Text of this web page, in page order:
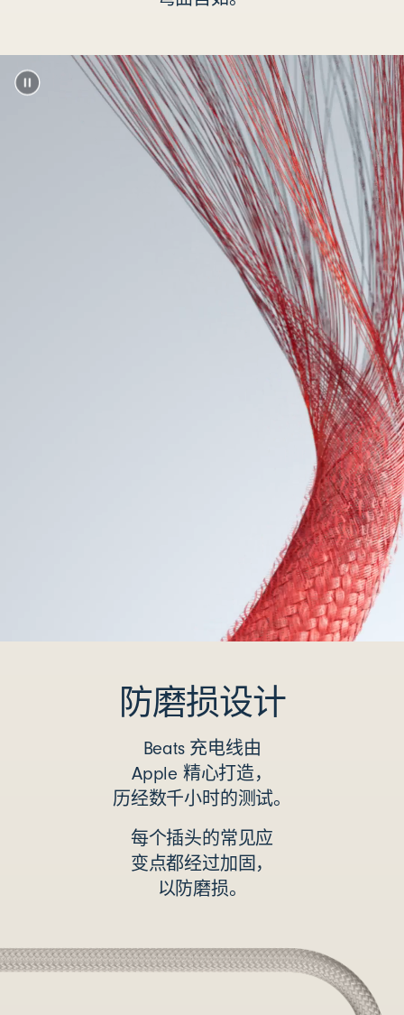
防磨损设计
Beats 充电线由
Apple 精心打造，
历经数千小时的测试。
每个插头的常见应
变点都经过加固，
以防磨损。